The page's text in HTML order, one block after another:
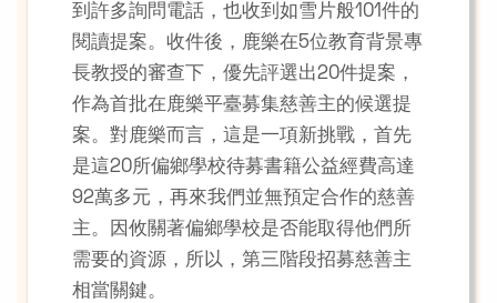
到許多詢問電話，也收到如雪片般101件的
閱讀提案。收件後，鹿樂在5位教育背景專
長教授的審查下，優先評選出20件提案，
作為首批在鹿樂平臺募集慈善主的候選提
案。對鹿樂而言，這是一項新挑戰，首先
是這20所偏鄉學校待募書籍公益經費高達
92萬多元，再來我們並無預定合作的慈善
主。因攸關著偏鄉學校是否能取得他們所
需要的資源，所以，第三階段招募慈善主
相當關鍵。